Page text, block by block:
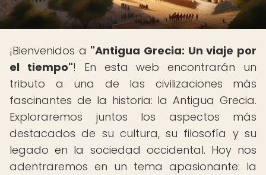
¡Bienvenidos a "Antigua Grecia: Un viaje por
el tiempo"! En esta web encontrarán un
tributo a una de las civilizaciones más
fascinantes de la historia: la Antigua Grecia.
Exploraremos juntos los aspectos más
destacados de su cultura, su filosofía y su
legado en la sociedad occidental. Hoy nos
adentraremos en un tema apasionante: la